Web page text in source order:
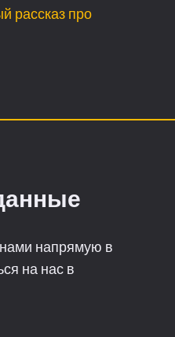
рассказ про
напрямую в
на нас в